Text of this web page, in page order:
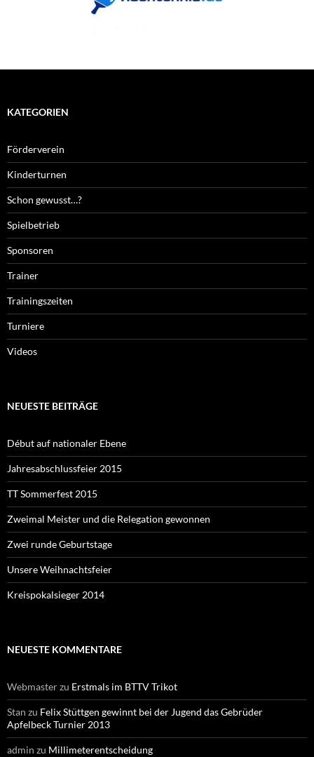
KATEGORIEN
Förderverein
Kinderturnen
Schon gewusst…?
Spielbetrieb
Sponsoren
Trainer
Trainingszeiten
Turniere
Videos
NEUESTE BEITRÄGE
Début auf nationaler Ebene
Jahresabschlussfeier 2015
TT Sommerfest 2015
Zweimal Meister und die Relegation gewonnen
Zwei runde Geburtstage
Unsere Weihnachtsfeier
Kreispokalsieger 2014
NEUESTE KOMMENTARE
Webmasterzu Erstmals im BTTV Trikot
Stan zu Felix Stüttgen gewinnt bei der Jugend das Gebrüder
Apfelbeck Turnier 2013
admin zu Millimeterentscheidung